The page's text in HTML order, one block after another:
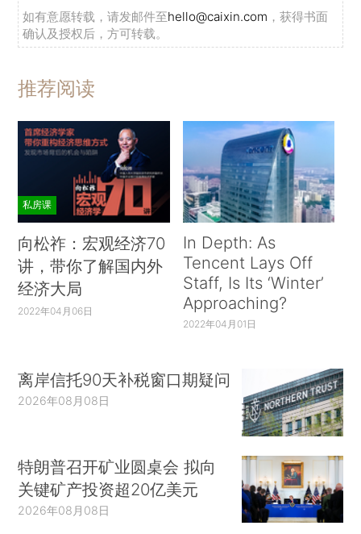
如有意愿转载，请发邮件至hello@caixin.com ，获得书面
确认及授权后，方可转载。
推荐阅读
私房课
向松祚：宏观经济70
讲，带你了解国内外
经济大局
2022年04月06日
In Depth: As
Tencent Lays Off
Staff, Is Its ‘Winter’
Approaching?
2022年04月01日
离岸信托90天补税窗口期疑问
2026年08月08日
特朗普召开矿业圆桌会 拟向
关键矿产投资超20亿美元
2026年08月08日